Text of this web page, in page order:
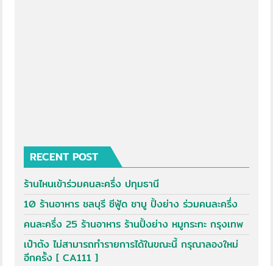
RECENT POST
ร้านไหนเข้าร่วมคนละครึ่ง ปทุมธานี
10 ร้านอาหาร ชลบุรี ซีฟู้ด ชาบู ปิ้งย่าง ร่วมคนละครึ่ง
คนละครึ่ง 25 ร้านอาหาร ร้านปิ้งย่าง หมูกระทะ กรุงเทพ
เป๋าตัง ไม่สามารถทำรายการได้ในขณะนี้ กรุณาลองใหม่
อีกครั้ง [ CA111 ]